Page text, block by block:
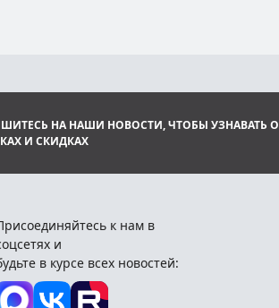
НА НАШИ НОВОСТИ, ЧТОБЫ УЗНАВАТЬ О
И СКИДКАХ
к нам в
и
в курсе всех новостей: